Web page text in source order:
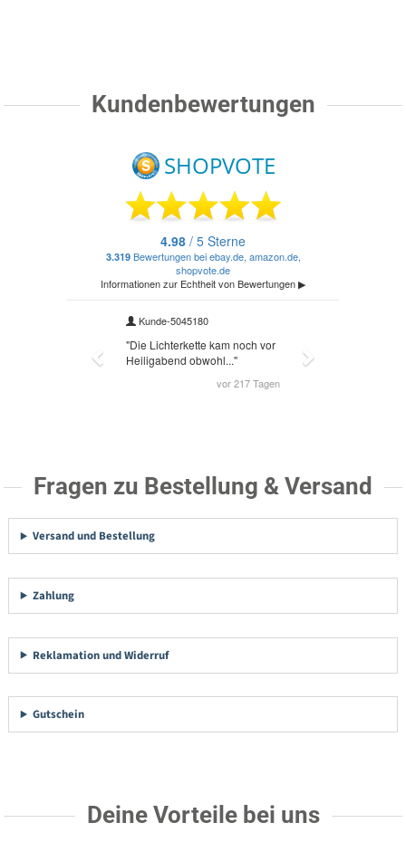
Kundenbewertungen
Fragen zu Bestellung & Versand
Versand und Bestellung
Zahlung
Reklamation und Widerruf
Gutschein
Deine Vorteile bei uns